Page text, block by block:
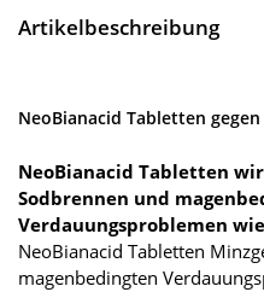
Artikelbeschreibung
NeoBianacid Tabletten
NeoBianacid Tabletten
Sodbrennen und
Verdauungsproblemen
NeoBianacid Tabletten
magenbedingten